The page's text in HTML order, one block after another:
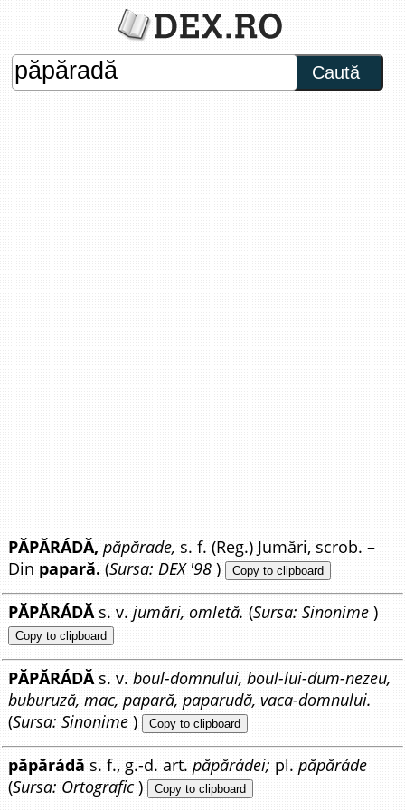
Caută
PĂPĂRÁDĂ, păpărade, s. f. (Reg.) Jumări, scrob. –
Din papară. (Sursa: DEX '98 ) Copy to clipboard
PĂPĂRÁDĂs. v.jumări, omletă. (Sursa: Sinonime )
Copy to clipboard
PĂPĂRÁDĂ s. v.boul-domnului, boul-lui-dum-nezeu,
buburuză, mac, papară, paparudă, vaca-domnului.
(Sursa: Sinonime ) Copy to clipboard
păpărádă s. f., g.-d. art.păpărádei; pl.păpăráde
(Sursa: Ortografic ) Copy to clipboard